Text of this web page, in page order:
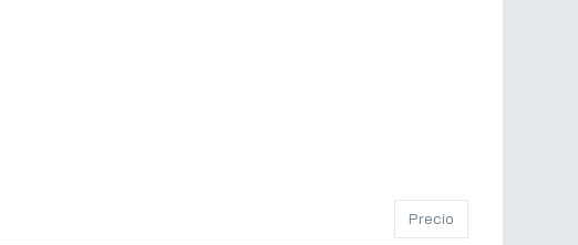
Precio